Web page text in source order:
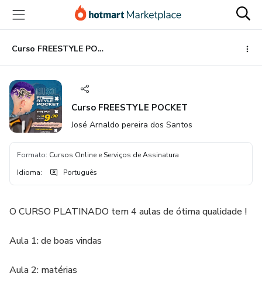
para
conteúdo
principal
para
pagamento
para
rodapé
Curso FREESTYLE POCKET
Curso FREESTYLE POCKET
José Arnaldo pereira dos Santos
Formato: Cursos Online e Serviços de Assinatura
Idioma: Português
O CURSO PLATINADO tem 4 aulas de ótima qualidade !
Aula 1: de boas vindas
Aula 2: matérias